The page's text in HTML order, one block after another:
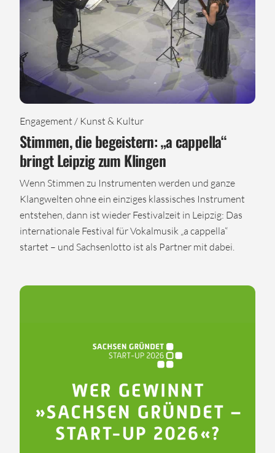
Engagement / Kunst & Kultur
Stimmen, die begeistern: „a cappella“
bringt Leipzig zum Klingen
Wenn Stimmen zu Instrumenten werden und ganze
Klangwelten ohne ein einziges klassisches Instrument
entstehen, dann ist wieder Festivalzeit in Leipzig: Das
internationale Festival für Vokalmusik „a cappella“
startet – und Sachsenlotto ist als Partner mit dabei.